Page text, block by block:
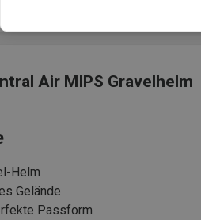
Air MIPS Gravelhelm
Helm
Gelände
Passform